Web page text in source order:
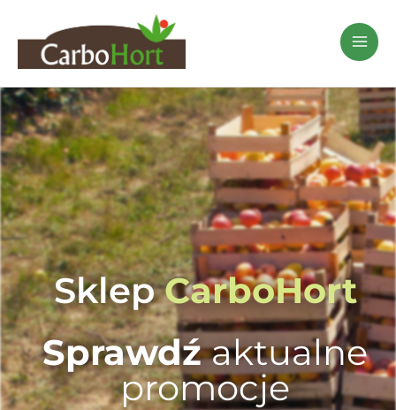
treści
SklepCarboHort
Sprawdźaktualne
promocje